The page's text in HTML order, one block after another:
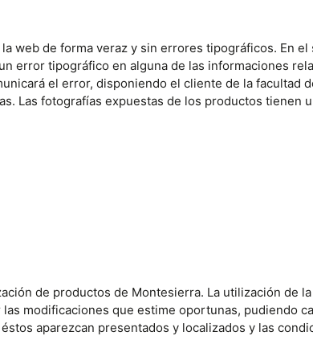
web de forma veraz y sin errores tipográficos. En
error tipográfico en alguna de las informaciones
el error, disponiendo el cliente de la facultad
Las fotografías expuestas de los productos
de productos de Montesierra. La utilización de
modificaciones que estime oportunas, pudiendo
aparezcan presentados y localizados y las